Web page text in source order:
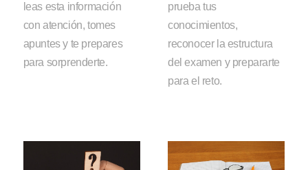
leas esta información
con atención, tomes
apuntes y te prepares
para sorprenderte.
prueba tus
conocimientos,
reconocer la estructura
del examen y prepararte
para el reto.